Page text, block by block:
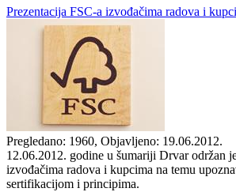
Prezentacija FSC-a izvođačima radova i
Pregledano: 1960, Objavljeno: 19.06.2012.
12.06.2012. godine u šumariji Drvar održan
izvođačima radova i kupcima na temu
sertifikacijom i principima.